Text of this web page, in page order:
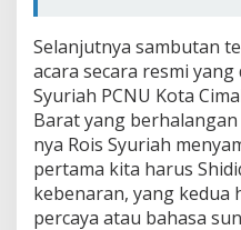
Selanjutnya sambutan
acara secara resmi
Syuriah PCNU Kota
Barat yang
nya Rois Syuriah
pertama kita harus
kebenaran, yang kedua
percaya atau bahasa